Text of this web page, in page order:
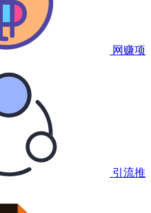
网赚项
引流推